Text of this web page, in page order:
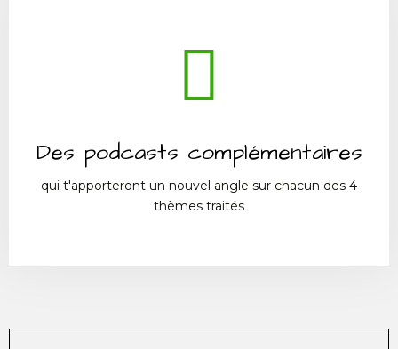
Des podcasts complémentaires
qui t'apporteront un nouvel angle sur chacun des 4
thèmes traités